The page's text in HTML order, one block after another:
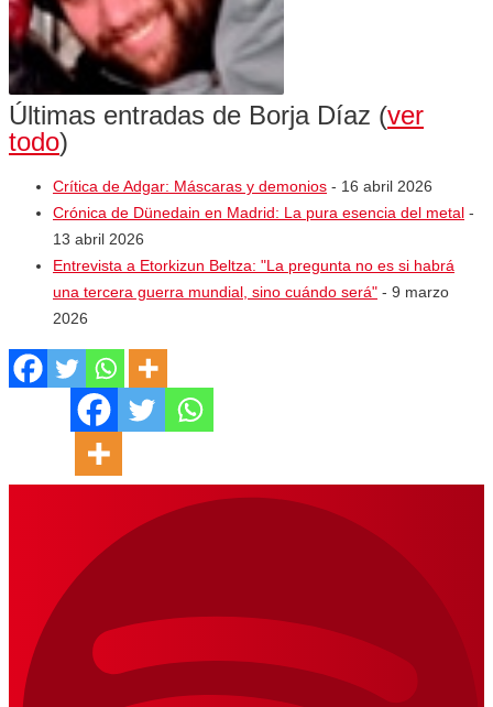
Últimas entradas de Borja Díaz (ver
todo)
Crítica de Adgar: Máscaras y demonios - 16 abril 2026
Crónica de Dünedain en Madrid: La pura esencia del metal -
13 abril 2026
Entrevista a Etorkizun Beltza: "La pregunta no es si habrá
una tercera guerra mundial, sino cuándo será" - 9 marzo
2026